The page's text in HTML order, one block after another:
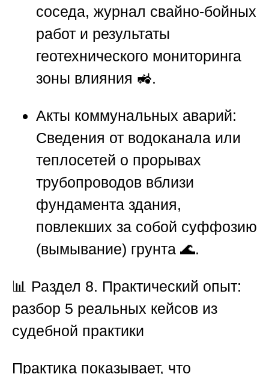
соседа, журнал свайно-бойных
работ и результаты
геотехнического мониторинга
зоны влияния 🚜.
Акты коммунальных аварий:
Сведения от водоканала или
теплосетей о прорывах
трубопроводов вблизи
фундамента здания,
повлекших за собой суффозию
(вымывание) грунта 🌊.
📊 Раздел 8. Практический опыт:
разбор 5 реальных кейсов из
судебной практики
Практика показывает, что